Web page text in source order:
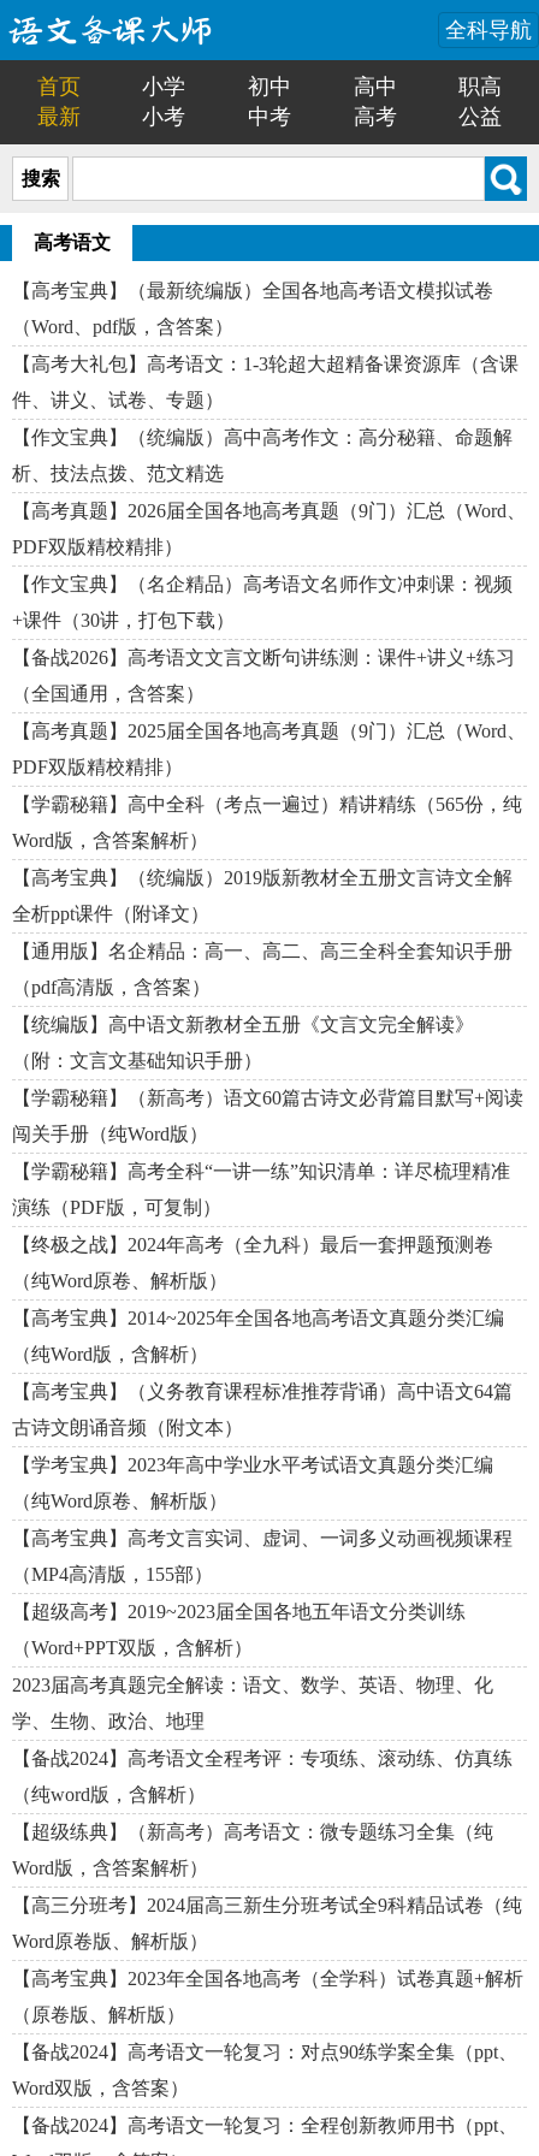
全科导航
首页 小学 初中 高中
职高
最新
小考 中考 高考 公益
搜索
高考语文
【高考宝典】（最新统编版）全国各地高考语文模拟试卷
（Word、pdf版，含答案）
【高考大礼包】高考语文：1-3轮超大超精备课资源库（含课
件、讲义、试卷、专题）
【作文宝典】（统编版）高中高考作文：高分秘籍、命题解
析、技法点拨、范文精选
【高考真题】2026届全国各地高考真题（9门）汇总（Word、
PDF双版精校精排）
【作文宝典】（名企精品）高考语文名师作文冲刺课：视频
+课件（30讲，打包下载）
【备战2026】高考语文文言文断句讲练测：课件+讲义+练习
（全国通用，含答案）
【高考真题】2025届全国各地高考真题（9门）汇总（Word、
PDF双版精校精排）
【学霸秘籍】高中全科（考点一遍过）精讲精练（565份，纯
Word版，含答案解析）
【高考宝典】（统编版）2019版新教材全五册文言诗文全解
全析ppt课件（附译文）
【通用版】名企精品：高一、高二、高三全科全套知识手册
（pdf高清版，含答案）
【统编版】高中语文新教材全五册《文言文完全解读》
（附：文言文基础知识手册）
【学霸秘籍】（新高考）语文60篇古诗文必背篇目默写+阅读
闯关手册（纯Word版）
【学霸秘籍】高考全科“一讲一练”知识清单：详尽梳理精准
演练（PDF版，可复制）
【终极之战】2024年高考（全九科）最后一套押题预测卷
（纯Word原卷、解析版）
【高考宝典】2014~2025年全国各地高考语文真题分类汇编
（纯Word版，含解析）
【高考宝典】（义务教育课程标准推荐背诵）高中语文64篇
古诗文朗诵音频（附文本）
【学考宝典】2023年高中学业水平考试语文真题分类汇编
（纯Word原卷、解析版）
【高考宝典】高考文言实词、虚词、一词多义动画视频课程
（MP4高清版，155部）
【超级高考】2019~2023届全国各地五年语文分类训练
（Word+PPT双版，含解析）
2023届高考真题完全解读：语文、数学、英语、物理、化
学、生物、政治、地理
【备战2024】高考语文全程考评：专项练、滚动练、仿真练
（纯word版，含解析）
【超级练典】（新高考）高考语文：微专题练习全集（纯
Word版，含答案解析）
【高三分班考】2024届高三新生分班考试全9科精品试卷（纯
Word原卷版、解析版）
【高考宝典】2023年全国各地高考（全学科）试卷真题+解析
（原卷版、解析版）
【备战2024】高考语文一轮复习：对点90练学案全集（ppt、
Word双版，含答案）
【备战2024】高考语文一轮复习：全程创新教师用书（ppt、